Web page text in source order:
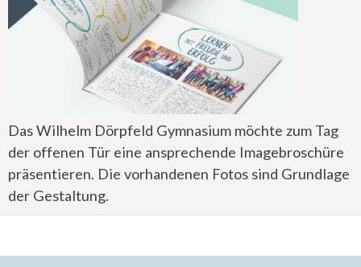
Das Wilhelm Dörpfeld Gymnasium möchte zum Tag
der offenen Tür eine ansprechende Imagebroschüre
präsentieren. Die vorhandenen Fotos sind Grundlage
der Gestaltung.